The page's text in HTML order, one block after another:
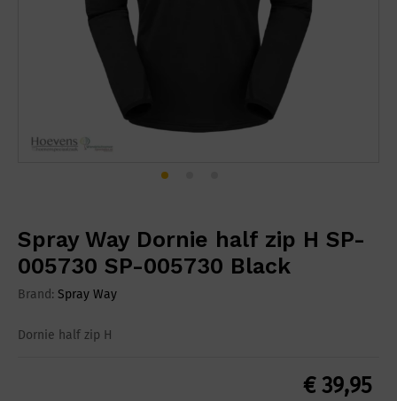
Spray Way Dornie half zip H SP-
005730 SP-005730 Black
Brand: Spray Way
Dornie half zip H
€39,95